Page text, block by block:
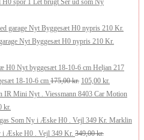
250,00 kr..200,00 kr..
Nyt Byggesæt H0 nypris 210 Kr.
Heljan 217
18-10-6 cm 175,00kr. Den
oprindelige
var:
175,00 kr..
105,00 kr.
aktuelle
er:
105,00 kr..
Viessmann 8403 Car Motion
kr.
aktuelle
pris
Marklin
i Æske H0 . Vejl 349 Kr. 349,00kr.